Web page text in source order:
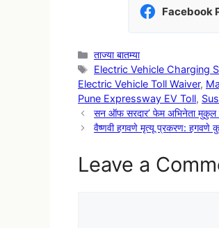
Facebook
Categories
ताज्या बातम्या
Tags
Electric Vehicle Charging
Electric Vehicle Toll Waiver,
Pune Expressway EV Toll,
सन ऑफ सरदार’ फेम अभिनेता मुकुल
वैष्णवी हगवणे मृत्यू प्रकरण: हगवणे
Leave a